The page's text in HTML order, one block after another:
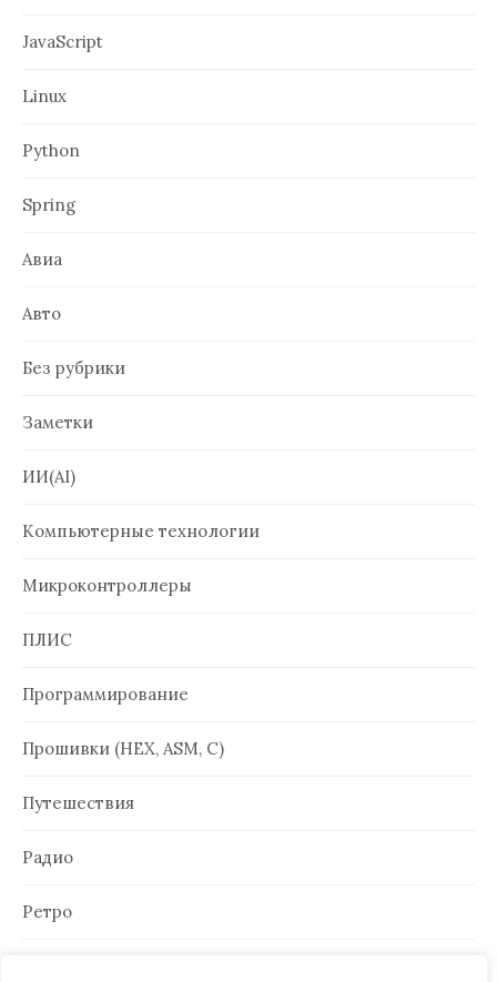
JavaScript
Linux
Python
Spring
Авиа
Авто
Без рубрики
Заметки
ИИ(AI)
Компьютерные технологии
Микроконтроллеры
ПЛИС
Программирование
Прошивки (HEX, ASM, C)
Путешествия
Радио
Ретро